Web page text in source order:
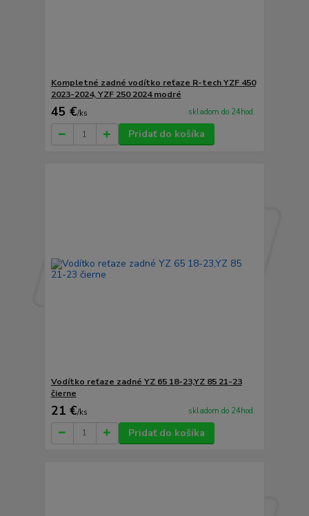
Kompletné zadné vodítko reťaze R-tech YZF 450
2023-2024, YZF 250 2024 modré
45 €/ks skladom do 24hod.
Pridať do košíka
Vodítko reťaze zadné YZ 65 18-23,YZ 85 21-23
čierne
21 €/ks skladom do 24hod.
Pridať do košíka